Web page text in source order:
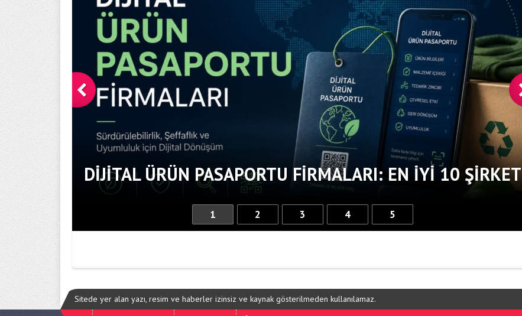
DIJITAL ÜRÜN PASAPORTU FIRMALARI: EN İYI 10 ŞIRKET
1 2 3 4 5
Sitede yer alan yazı, resim ve haberler izinsiz ve kaynak gösterilmeden kullanılamaz.